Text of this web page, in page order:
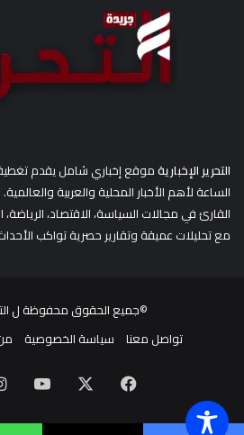
التحرير الإخباريةموقع إخباري شامل يقدم
الساعة لأهم الأخبار المحلية والعربية
القارئ في مجالات السياسة، الاقتصاد، الرياضة،
مع تحليلات عميقة وتقارير حصرية تواكب
©جميع الحقوق محفوظة ل
تواصل معنا
سياسة الخصوصية
فيسبوك